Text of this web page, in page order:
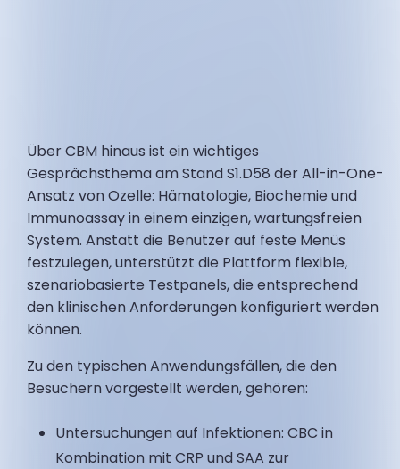
Über CBM hinaus ist ein wichtiges
Gesprächsthema am Stand S1.D58 der All-in-One-
Ansatz von Ozelle: Hämatologie, Biochemie und
Immunoassay in einem einzigen, wartungsfreien
System. Anstatt die Benutzer auf feste Menüs
festzulegen, unterstützt die Plattform flexible,
szenariobasierte Testpanels, die entsprechend
den klinischen Anforderungen konfiguriert werden
können.
Zu den typischen Anwendungsfällen, die den
Besuchern vorgestellt werden, gehören:
Untersuchungen auf Infektionen: CBC in
Kombination mit CRP und SAA zur